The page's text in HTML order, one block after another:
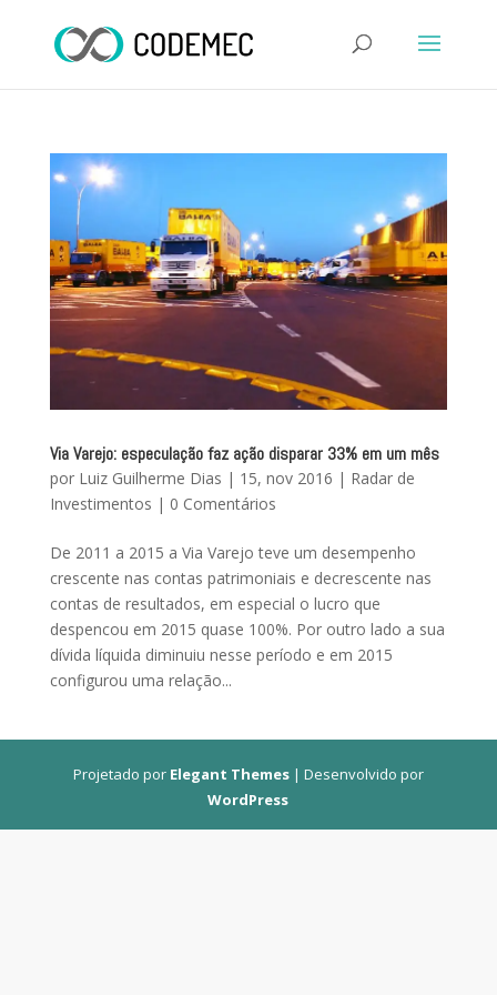
Via Varejo: especulação faz ação disparar 33% em um mês
por Luiz Guilherme Dias | 15, nov 2016 | Radar de
Investimentos | 0 Comentários
De 2011 a 2015 a Via Varejo teve um desempenho
crescente nas contas patrimoniais e decrescente nas
contas de resultados, em especial o lucro que
despencou em 2015 quase 100%. Por outro lado a sua
dívida líquida diminuiu nesse período e em 2015
configurou uma relação...
Projetado por Elegant Themes| Desenvolvido por
WordPress